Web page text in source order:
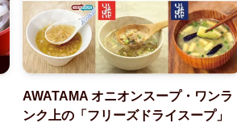
AWATAMA オニオンスープ・ワンラ
ンク上の「フリーズドライスープ」